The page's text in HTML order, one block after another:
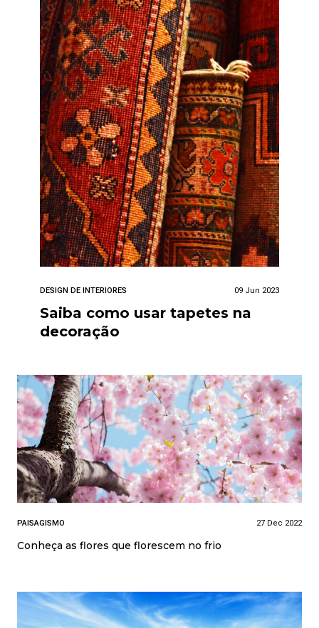
DESIGN DE INTERIORES 09 Jun 2023
Saiba como usar tapetes na
decoração
PAISAGISMO 27 Dec 2022
Conheça as flores que florescem no frio